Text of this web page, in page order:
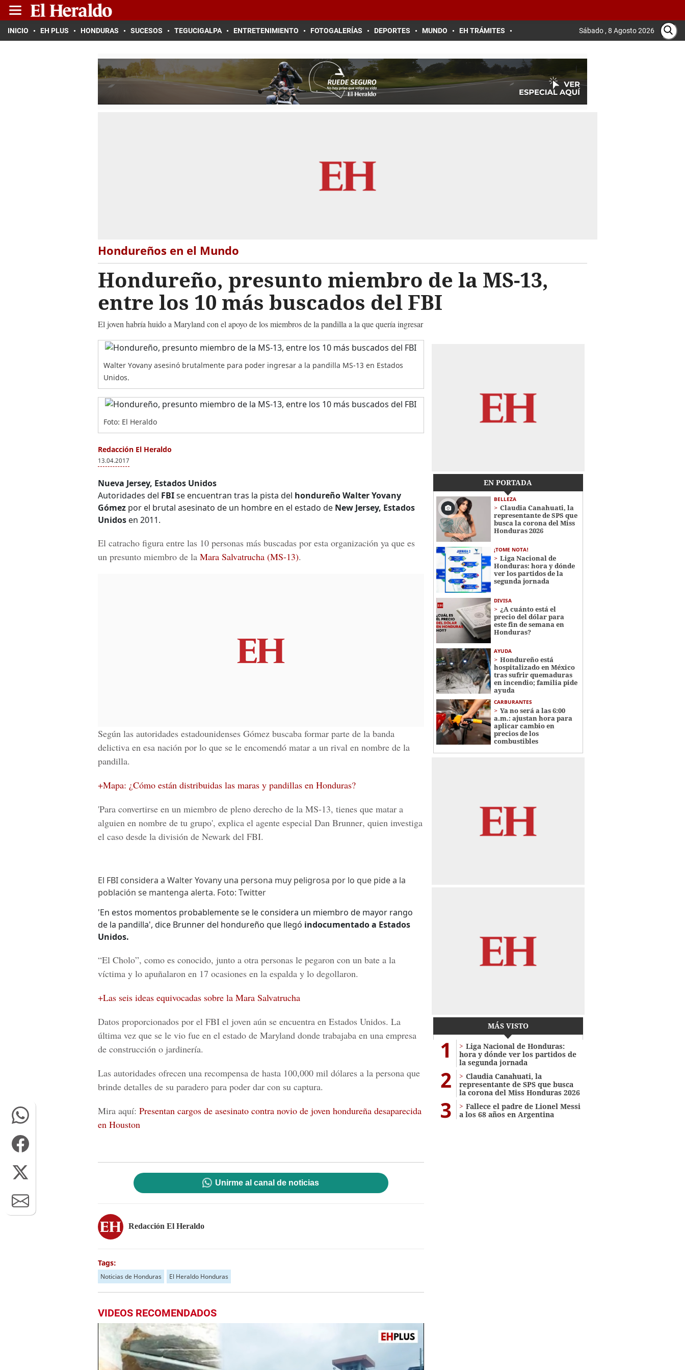
INICIO EH PLUS HONDURAS SUCESOS TEGUCIGALPA ENTRETENIMIENTO FOTOGALERÍAS DEPORTES MUNDO EH TRÁMITES Sábado , 8 Agosto 2026
Hondureños en el Mundo
Hondureño, presunto miembro de la MS-13,
entre los 10 más buscados del FBI
El joven habría huido a Maryland con el apoyo de los miembros de la pandilla a la que quería ingresar
Walter Yovany asesinó brutalmente para poder ingresar a la pandilla MS-13 en Estados
Unidos.
Foto: El Heraldo
Redacción El Heraldo
13.04.2017
Nueva Jersey, Estados Unidos
Autoridades del FBIse encuentran tras la pista del hondureño Walter Yovany
Gómez por el brutal asesinato de un hombre en el estado de New Jersey, Estados
Unidos en 2011.
El catracho figura entre las 10 personas más buscadas por esta organización ya que es
un presunto miembro de la Mara Salvatrucha (MS-13).
Según las autoridades estadounidenses Gómez buscaba formar parte de la banda
delictiva en esa nación por lo que se le encomendó matar a un rival en nombre de la
pandilla.
+Mapa: ¿Cómo están distribuidas las maras y pandillas en Honduras?
'Para convertirse en un miembro de pleno derecho de la MS-13, tienes que matar a
alguien en nombre de tu grupo', explica el agente especial Dan Brunner, quien investiga
el caso desde la división de Newark del FBI.
El FBI considera a Walter Yovany una persona muy peligrosa por lo que pide a la
población se mantenga alerta. Foto: Twitter
'En estos momentos probablemente se le considera un miembro de mayor rango
de la pandilla', dice Brunner del hondureño que llegó indocumentado a Estados
Unidos.
“El Cholo”, como es conocido, junto a otra personas le pegaron con un bate a la
víctima y lo apuñalaron en 17 ocasiones en la espalda y lo degollaron.
+Las seis ideas equivocadas sobre la Mara Salvatrucha
Datos proporcionados por el FBI el joven aún se encuentra en Estados Unidos. La
última vez que se le vio fue en el estado de Maryland donde trabajaba en una empresa
de construcción o jardinería.
Las autoridades ofrecen una recompensa de hasta 100,000 mil dólares a la persona que
brinde detalles de su paradero para poder dar con su captura.
Mira aquí: Presentan cargos de asesinato contra novio de joven hondureña desaparecida
en Houston
Unirme al canal de noticias
Redacción El Heraldo
Tags:
Noticias de Honduras El Heraldo Honduras
VIDEOS RECOMENDADOS
EN PORTADA
BELLEZA
Claudia Canahuati, la
representante de SPS que
busca la corona del Miss
Honduras 2026
¡TOME NOTA!
Liga Nacional de
Honduras: hora y dónde
ver los partidos de la
segunda jornada
DIVISA
¿A cuánto está el
precio del dólar para
este fin de semana en
Honduras?
AYUDA
Hondureño está
hospitalizado en México
tras sufrir quemaduras
en incendio; familia pide
ayuda
CARBURANTES
Ya no será a las 6:00
a.m.: ajustan hora para
aplicar cambio en
precios de los
combustibles
MÁS VISTO
1
Liga Nacional de Honduras:
hora y dónde ver los partidos de
la segunda jornada
2
Claudia Canahuati, la
representante de SPS que busca
la corona del Miss Honduras 2026
3
Fallece el padre de Lionel Messi
a los 68 años en Argentina